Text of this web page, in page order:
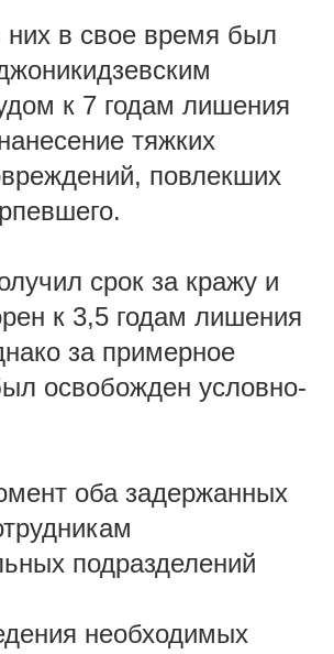
в свое время был
к 7 годам лишения
тяжких
повлекших
срок за кражу и
к 3,5 годам лишения
за примерное
освобожден условно-
оба задержанных
подразделений
необходимых